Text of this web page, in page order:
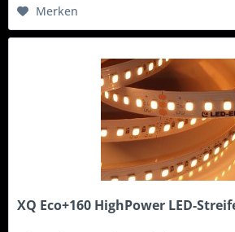
Merken
XQ Eco+160 HighPower LED-